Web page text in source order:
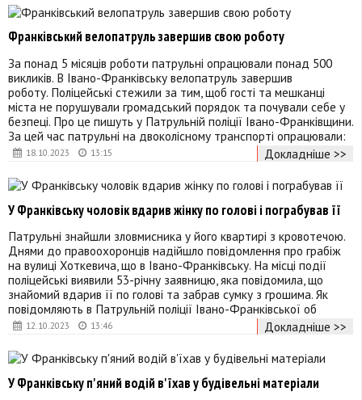
18.10.2023 13:15
Франківський велопатруль завершив свою роботу
За понад 5 місяців роботи патрульні опрацювали понад 500
викликів. В Івано-Франківську велопатруль завершив
роботу. Поліцейські стежили за тим, щоб гості та мешканці
міста не порушували громадський порядок та почували себе у
безпеці. Про це пишуть у Патрульній поліції Івано-Франківщини.
За цей час патрульні на двоколісному транспорті опрацювали:
Докладніше >>
12.10.2023 13:46
У Франківську чоловік вдарив жінку по голові і пограбував її
Патрульні знайшли зловмисника у його квартирі з кровотечою.
Днями до правоохоронців надійшло повідомлення про грабіж
на вулиці Хоткевича, що в Івано-Франківську. На місці події
поліцейські виявили 53-річну заявницю, яка повідомила, що
знайомий вдарив її по голові та забрав сумку з грошима. Як
повідомляють в Патрульній поліції Івано-Франківської об
Докладніше >>
У Франківську п'яний водій в'їхав у будівельні матеріали